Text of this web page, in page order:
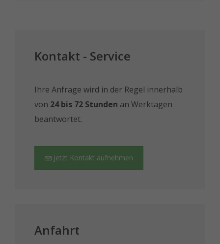
Kontakt - Service
Ihre Anfrage wird in der Regel innerhalb
von 24 bis 72 Stunden an Werktagen
beantwortet.
Jetzt Kontakt aufnehmen
Anfahrt